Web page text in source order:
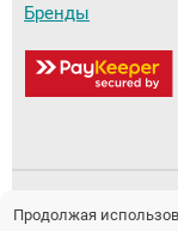
Бренды
Продолжая